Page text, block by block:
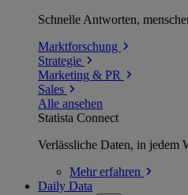
Schnelle Antworten,
Marktforschung
Strategie
Marketing & PR
Sales
Alle ansehen
Statista Connect
Verlässliche Daten, in jedem
Mehrerfahren
Daily Data